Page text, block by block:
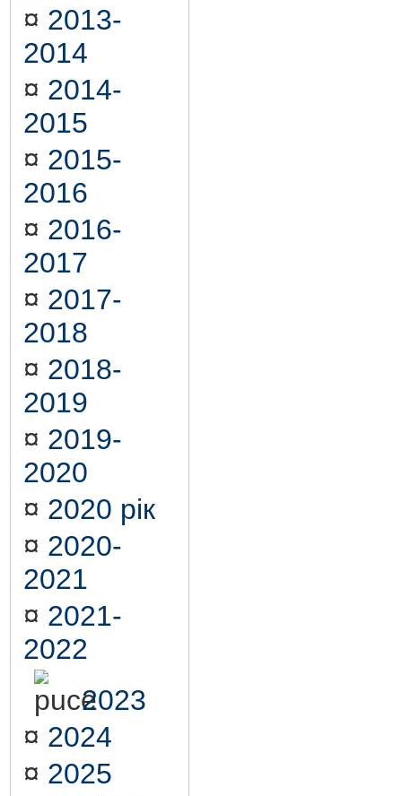
¤ 2013-
2014
¤ 2014-
2015
¤ 2015-
2016
¤ 2016-
2017
¤ 2017-
2018
¤ 2018-
2019
¤ 2019-
2020
¤ 2020 рік
¤ 2020-
2021
¤ 2021-
2022
2023
¤ 2024
¤ 2025